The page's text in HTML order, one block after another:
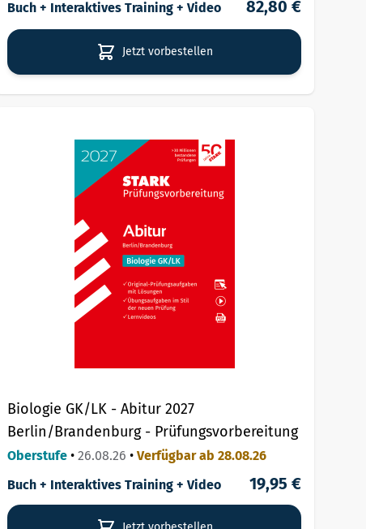
Buch + Interaktives Training + Video
82,80 €
Jetzt vorbestellen
Biologie GK/LK - Abitur 2027
Berlin/Brandenburg - Prüfungsvorbereitung
Oberstufe •26.08.26 •Verfügbar ab 28.08.26
Buch + Interaktives Training + Video
19,95 €